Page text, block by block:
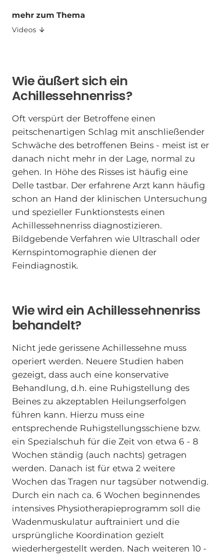
Wie äußert sich ein
Achillessehnenriss?
Oft verspürt der Betroffene einen
peitschenartigen Schlag mit anschließender
Schwäche des betroffenen Beins - meist ist er
danach nicht mehr in der Lage, normal zu
gehen. In Höhe des Risses ist häufig eine
Delle tastbar. Der erfahrene Arzt kann häufig
schon an Hand der klinischen Untersuchung
und spezieller Funktionstests einen
Achillessehnenriss diagnostizieren.
Bildgebende Verfahren wie Ultraschall oder
Kernspintomographie dienen der
Feindiagnostik.
Wie wird ein Achillessehnenriss
behandelt?
Nicht jede gerissene Achillessehne muss
operiert werden. Neuere Studien haben
gezeigt, dass auch eine konservative
Behandlung, d.h. eine Ruhigstellung des
Beines zu akzeptablen Heilungserfolgen
führen kann. Hierzu muss eine
entsprechende Ruhigstellungsschiene bzw.
ein Spezialschuh für die Zeit von etwa 6 - 8
Wochen ständig (auch nachts) getragen
werden. Danach ist für etwa 2 weitere
Wochen das Tragen nur tagsüber notwendig.
Durch ein nach ca. 6 Wochen beginnendes
intensives Physiotherapieprogramm soll die
Wadenmuskulatur auftrainiert und die
ursprüngliche Koordination gezielt
wiederhergestellt werden. Nach weiteren 10 -
mehr zum Thema
Videos